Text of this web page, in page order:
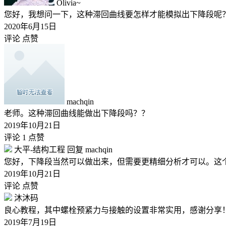
Olivia~
您好，我想问一下，这种滞回曲线要怎样才能模拟出下降段呢？
2020年6月15日
评论 点赞
machqin
老师。这种滞回曲线能做出下降段吗？？
2019年10月21日
评论 1 点赞
大平-结构工程 回复 machqin
您好，下降段当然可以做出来，但需要更精细分析才可以。这
2019年10月21日
评论 点赞
沐沐码
良心教程，其中螺栓预紧力与接触的设置非常实用，感谢分享！
2019年7月19日